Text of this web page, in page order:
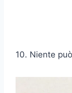
10. Niente